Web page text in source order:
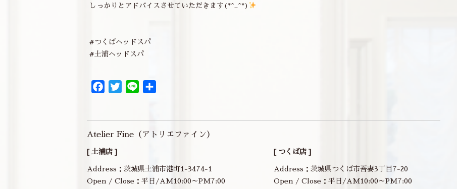
しっかりとアドバイスさせていただきます(*^_^*)
#つくばヘッドスパ
#土浦ヘッドスパ
FacebookTwitter
Line
Atelier Fine（アトリエファイン）
[ 土浦店 ]
Address：茨城県土浦市港町1-3474-1
Open / Close：平日/AM10:00～PM7:00
[ つくば店 ]
Address：茨城県つくば市吾妻3丁目7-20
Open / Close：平日/AM10:00～PM7:00